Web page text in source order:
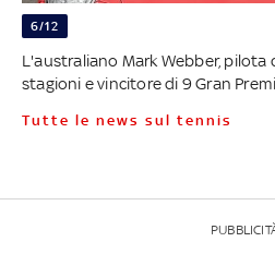
6/12
L'australiano Mark Webber, pilota
stagioni e vincitore di 9 Gran
Tutte le news sul tennis